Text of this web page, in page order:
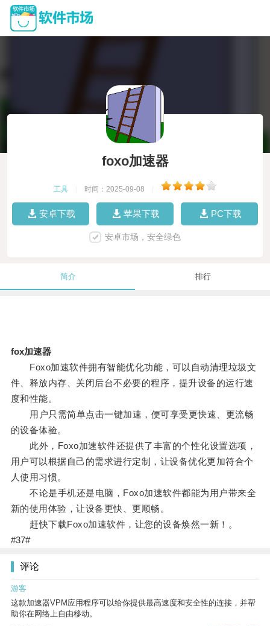
foxo加速器
工具 时间：2025-09-08
安卓下载 苹果下载 PC下载
安卓市场，安全绿色
简介 排行
fox加速器
Foxo加速软件拥有智能优化功能，可以自动清理垃圾文
件、释放内存、关闭后台不必要的程序，提升设备的运行速
度和性能。
用户只需简单点击一键加速，便可享受更快速、更流畅
的设备体验。
此外，Foxo加速软件还提供了丰富的个性化设置选项，
用户可以根据自己的需求进行定制，让设备优化更加符合个
人使用习惯。
不论是手机还是电脑，Foxo加速软件都能为用户带来全
新的使用体验，让设备更快、更顺畅。
赶快下载Foxo加速软件，让您的设备焕然一新！。
#37#
评论
游客
这款加速器VPM应用程序可以给你提供最高速度和安全性的连接，并帮
助你在网络上自由移动。